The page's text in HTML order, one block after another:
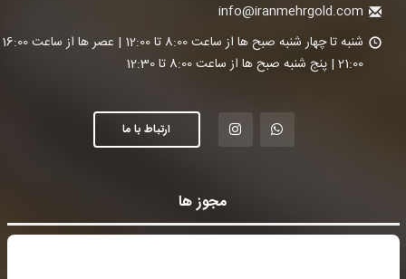
info@iranmehrgold.com
21:00 | پنج شنبه صبح ها از ساعت 8:00 تا 12:30
ارتباط با ما
مجوز ها